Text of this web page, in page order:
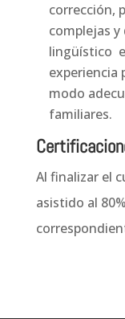
corrección,
complejas
lingüístico
experiencia
modo
familiares.
Al finalizar el
asistido al